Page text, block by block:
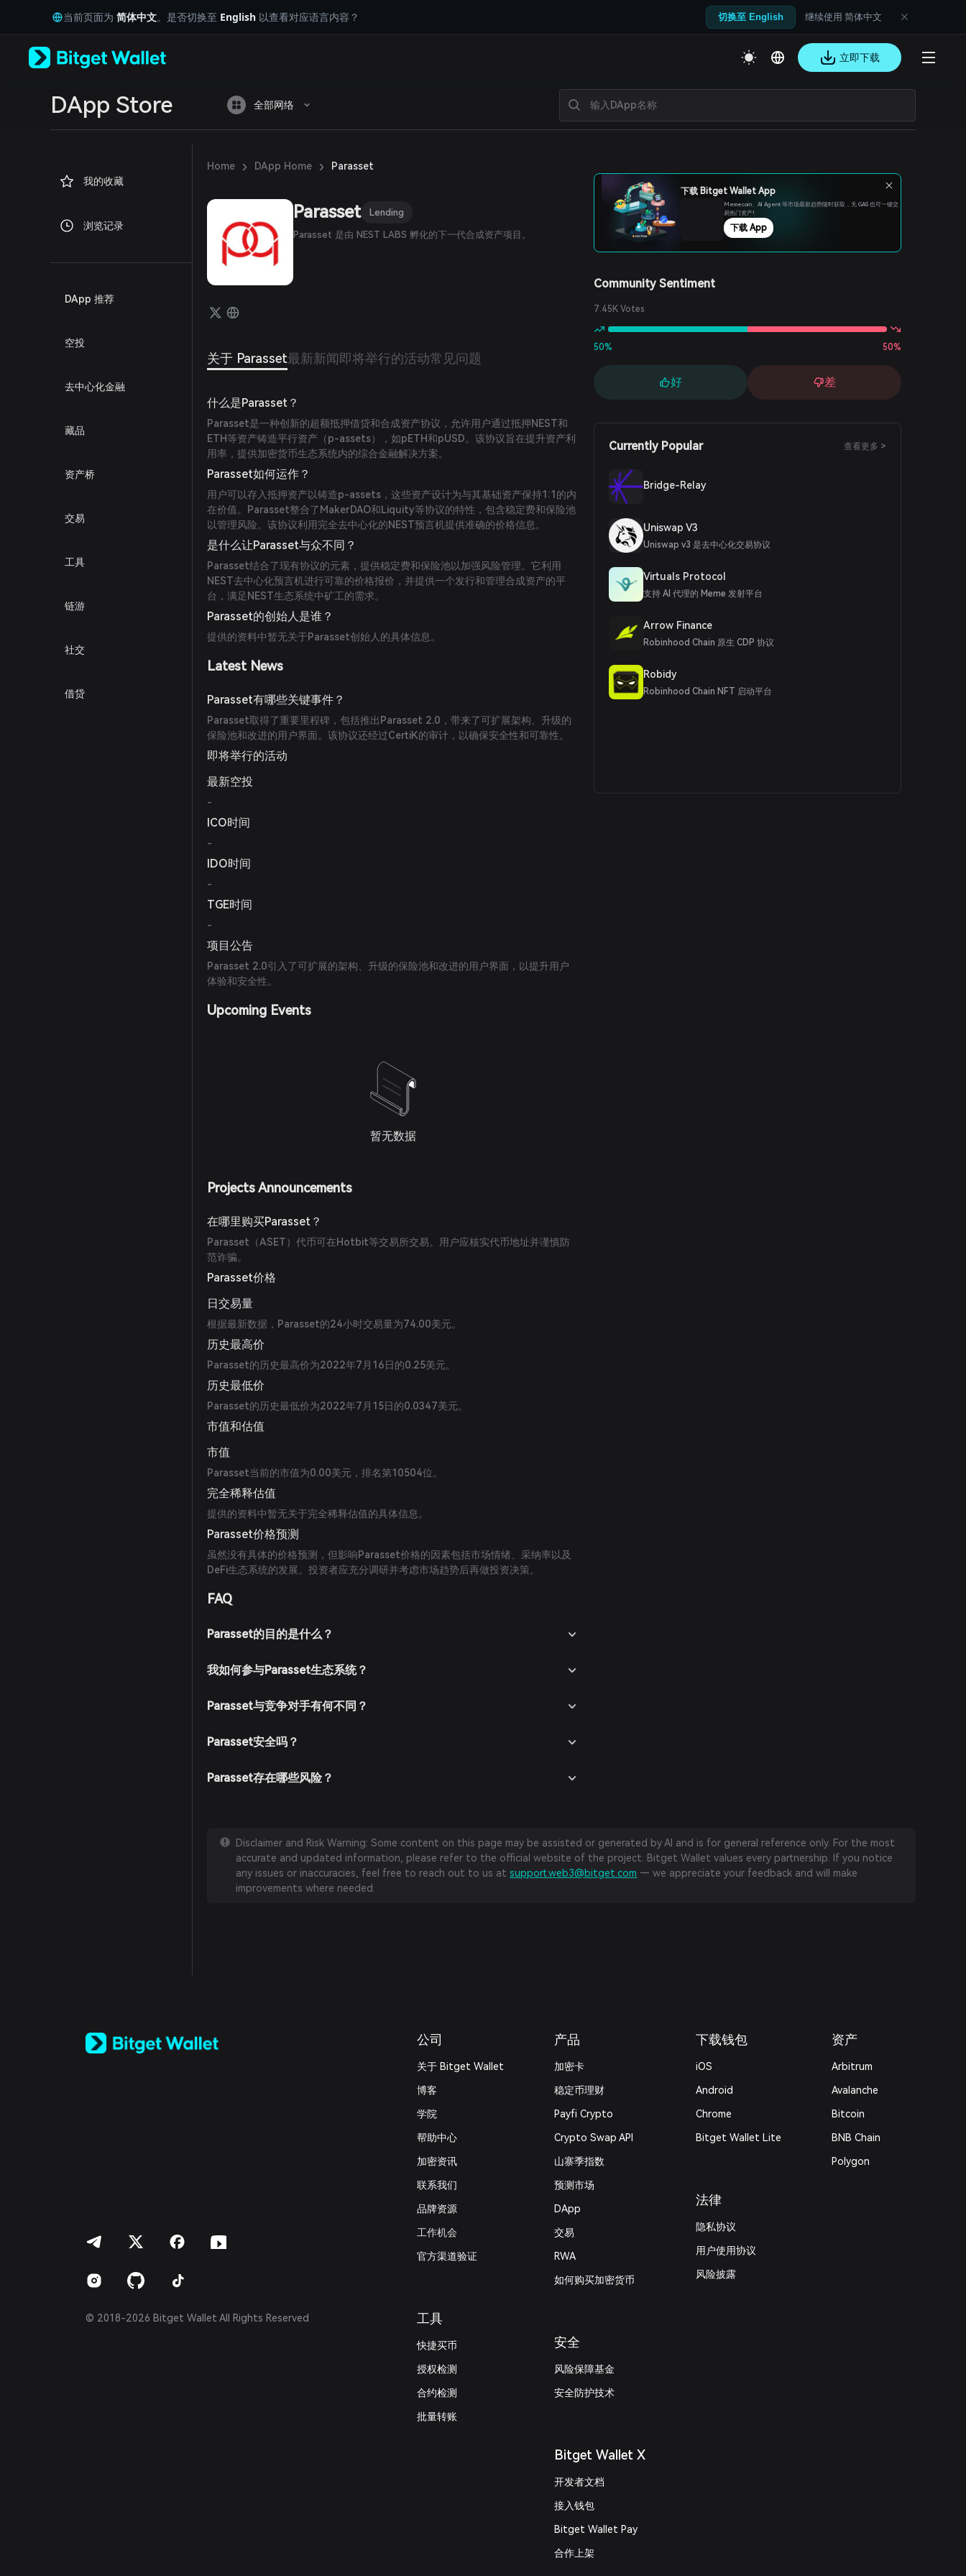
Tiếng Việt
Русский
Español (Latinoamérica)
Português (Portugal)
Bahasa Indonesia
Español (Argentina)
当前页面为 简体中文。是否切换至 English 以查看对应语言内容？ 切换至 English 继续使用 简体中文
立即下载
DApp Store 全部网络
我的收藏
浏览记录
DApp 推荐
空投
去中心化金融
藏品
资产桥
交易
工具
链游
社交
借贷
Home › DApp Home › Parasset
Parasset Lending
Parasset 是由 NEST LABS 孵化的下一代合成资产项目。
关于 Parasset最新新闻即将举行的活动常见问题
什么是Parasset？
Parasset是一种创新的超额抵押借贷和合成资产协议，允许用户通过抵押NEST和
ETH等资产铸造平行资产（p-assets），如pETH和pUSD。该协议旨在提升资产利
用率，提供加密货币生态系统内的综合金融解决方案。
Parasset如何运作？
用户可以存入抵押资产以铸造p-assets，这些资产设计为与其基础资产保持1:1的内
在价值。Parasset整合了MakerDAO和Liquity等协议的特性，包含稳定费和保险池
以管理风险。该协议利用完全去中心化的NEST预言机提供准确的价格信息。
是什么让Parasset与众不同？
Parasset结合了现有协议的元素，提供稳定费和保险池以加强风险管理。它利用
NEST去中心化预言机进行可靠的价格报价，并提供一个发行和管理合成资产的平
台，满足NEST生态系统中矿工的需求。
Parasset的创始人是谁？
提供的资料中暂无关于Parasset创始人的具体信息。
Latest News
Parasset有哪些关键事件？
Parasset取得了重要里程碑，包括推出Parasset 2.0，带来了可扩展架构、升级的
保险池和改进的用户界面。该协议还经过CertiK的审计，以确保安全性和可靠性。
即将举行的活动
最新空投
-
ICO时间
-
IDO时间
-
TGE时间
-
项目公告
Parasset 2.0引入了可扩展的架构、升级的保险池和改进的用户界面，以提升用户
体验和安全性。
Upcoming Events
暂无数据
Projects Announcements
在哪里购买Parasset？
Parasset（ASET）代币可在Hotbit等交易所交易。用户应核实代币地址并谨慎防
范诈骗。
Parasset价格
日交易量
根据最新数据，Parasset的24小时交易量为74.00美元。
历史最高价
Parasset的历史最高价为2022年7月16日的0.25美元。
历史最低价
Parasset的历史最低价为2022年7月15日的0.0347美元。
市值和估值
市值
Parasset当前的市值为0.00美元，排名第10504位。
完全稀释估值
提供的资料中暂无关于完全稀释估值的具体信息。
Parasset价格预测
虽然没有具体的价格预测，但影响Parasset价格的因素包括市场情绪、采纳率以及
DeFi生态系统的发展。投资者应充分调研并考虑市场趋势后再做投资决策。
FAQ
Parasset的目的是什么？
我如何参与Parasset生态系统？
Parasset与竞争对手有何不同？
Parasset安全吗？
Parasset存在哪些风险？
下载 Bitget Wallet App
Memecoin、Al Agent 等市场最新趋势随时获取，无 GAS 也可一键交
易热门资产!
下载 App
Community Sentiment
7.45K Votes
50% 50%
好 差
Currently Popular 查看更多 >
Bridge-Relay
Uniswap V3
Uniswap v3 是去中心化交易协议
Virtuals Protocol
支持 AI 代理的 Meme 发射平台
Arrow Finance
Robinhood Chain 原生 CDP 协议
Robidy
Robinhood Chain NFT 启动平台
Disclaimer and Risk Warning: Some content on this page may be assisted or generated by AI and is for general reference only. For the most
accurate and updated information, please refer to the official website of the project. Bitget Wallet values every partnership. If you notice
any issues or inaccuracies, feel free to reach out to us atsupport.web3@bitget.com — we appreciate your feedback and will make
improvements where needed.
Español (Latinoamérica)
© 2018-2026 Bitget Wallet All Rights Reserved
公司
关于 Bitget Wallet
博客
学院
帮助中心
加密资讯
联系我们
品牌资源
工作机会
官方渠道验证
工具
快捷买币
授权检测
合约检测
批量转账
产品
加密卡
稳定币理财
Payfi Crypto
Crypto Swap API
山寨季指数
预测市场
DApp
交易
RWA
如何购买加密货币
安全
风险保障基金
安全防护技术
Bitget Wallet X
开发者文档
接入钱包
Bitget Wallet Pay
合作上架
下载钱包
iOS
Android
Chrome
Bitget Wallet Lite
法律
隐私协议
用户使用协议
风险披露
资产
Arbitrum
Avalanche
Bitcoin
BNB Chain
Polygon